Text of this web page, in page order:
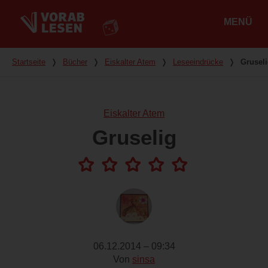
MENÜ
Du bist hier
Startseite ❭ Bücher ❭ Eiskalter Atem ❭ Leseeindrücke ❭
Eiskalter Atem
Gruselig
06.12.2014 – 09:34
Von sinsa